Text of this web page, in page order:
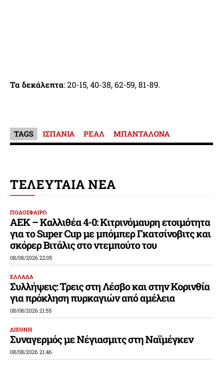
Τα δεκάλεπτα: 20-15, 40-38, 62-59, 81-89.
TAGS ΙΣΠΑΝΙΑ ΡΕΑΛ ΜΠΑΝΤΑΛΟΝΑ
ΤΕΛΕΥΤΑΙΑ ΝΕΑ
ΠΟΔΟΣΦΑΙΡΟ
ΑΕΚ – Καλλιθέα 4-0: Κιτρινόμαυρη ετοιμότητα
για το Super Cup με μπόμπερ Γκατσίνοβιτς και
σκόρερ Βιτάλις στο ντεμπούτο του
08/08/2026 22:05
ΕΛΛΑΔΑ
Συλλήψεις: Τρεις στη Λέσβο και στην Κορινθία
για πρόκληση πυρκαγιών από αμέλεια
08/08/2026 21:55
ΔΙΕΘΝΗ
Συναγερμός με Νέγιασμιτς στη Ναϊμέγκεν
08/08/2026 21:46